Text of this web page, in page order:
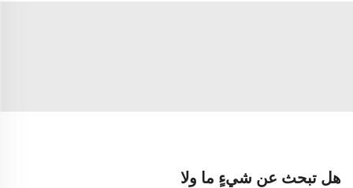
هل تبحث عن شيءٍ ما ولا